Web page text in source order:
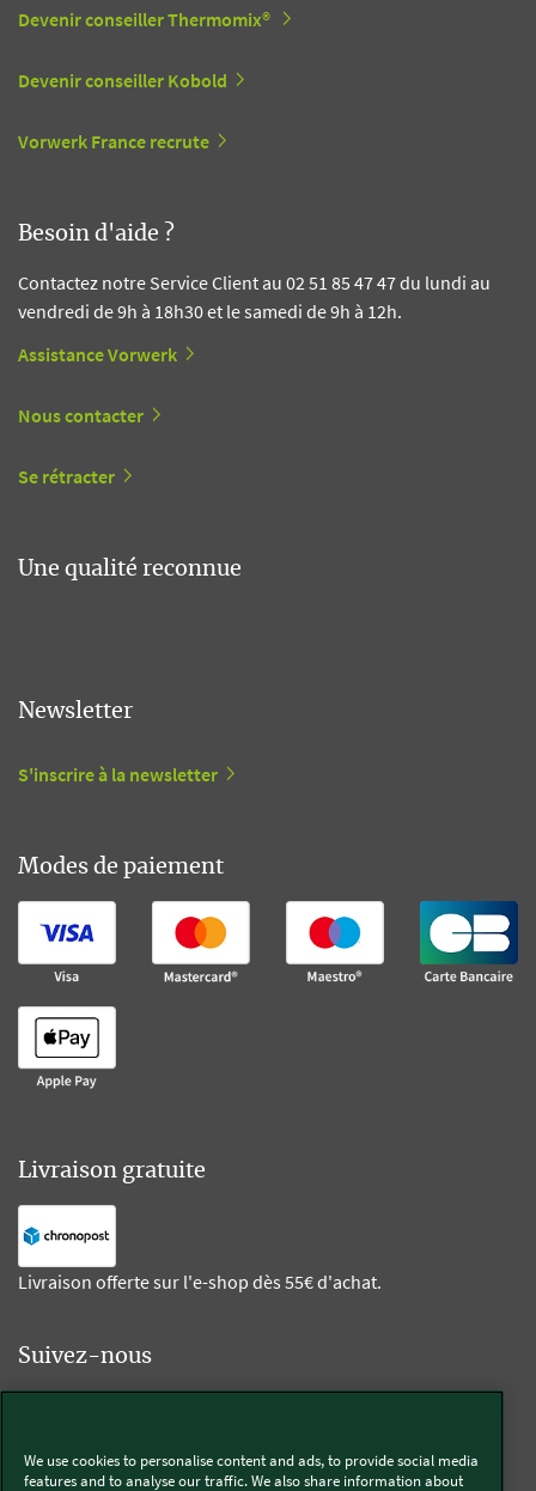
Devenir conseiller Thermomix®
Devenir conseiller Kobold
Vorwerk France recrute
Besoin d'aide ?
Contactez notre Service Client au 02 51 85 47 47 du lundi au
vendredi de 9h à 18h30 et le samedi de 9h à 12h.
Assistance Vorwerk
Nous contacter
Se rétracter
Une qualité reconnue
Newsletter
S'inscrire à la newsletter
Modes de paiement
Livraison gratuite
Livraison offerte sur l'e-shop dès 55€ d'achat.
Suivez-nous
We use cookies to personalise content and ads, to provide social media
features and to analyse our traffic. We also share information about